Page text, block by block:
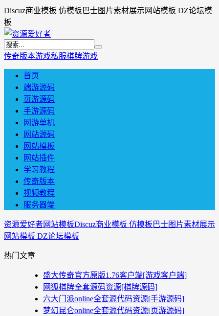
Discuz商业模板 仿模板巴士图片素材展示网站模板 DZ论坛模
板
传奇版本游戏私服棋牌游戏
首页
端游源码
页游源码
手游源码
网游单机
网站源码
网站模板
网站插件
学习教程
传奇版本
视频教程
服务器端
资源爱好者网站模板Discuz商业模板 仿模板巴士图片素材展示
网站模板 DZ论坛模板
热门文章
盛大传奇官方原版1.76客户端[游戏客户端]
网狐棋牌全套源码资源[棋牌源码]
六大门派online全套源代码资源[手游源码]
梦幻昆仑online全套源代码资源[页游源码]